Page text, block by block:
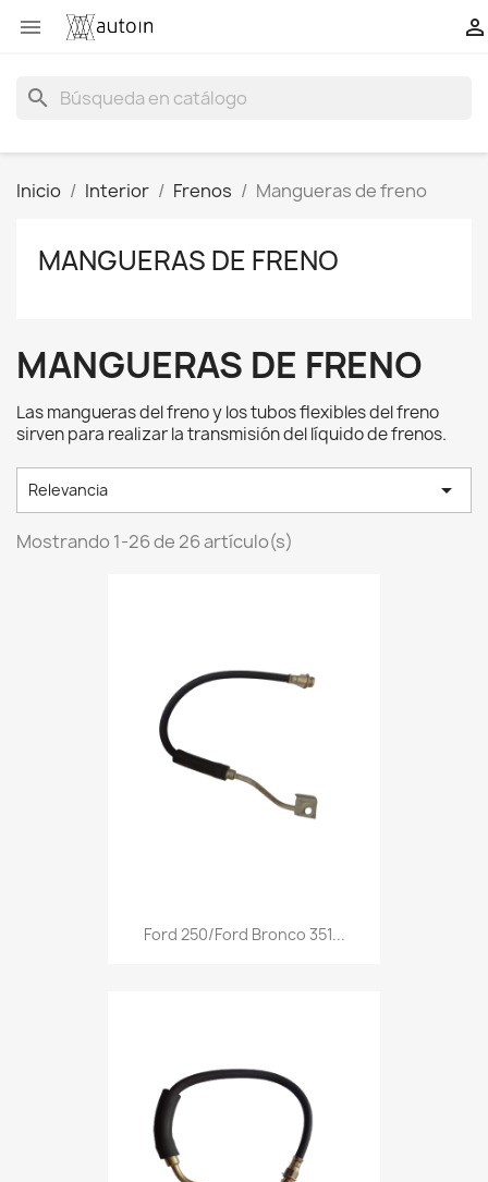
 
search
Inicio Interior Frenos Mangueras de freno
MANGUERAS DE FRENO
MANGUERAS DE FRENO
Las mangueras del freno y los tubos flexibles del freno
sirven para realizar la transmisión del líquido de frenos.
Relevancia 
Mostrando 1-26 de 26 artículo(s)
Ford 250/Ford Bronco 351...